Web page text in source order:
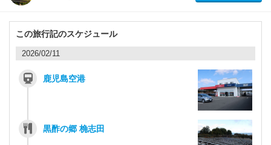
この旅行記のスケジュール
2026/02/11
鹿児島空港
黒酢の郷 桷志田